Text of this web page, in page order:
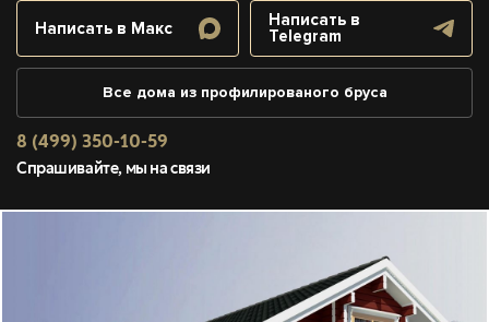
Написать в Макс
Написать в
Telegram
Все дома из профилированого бруса
8 (499) 350-10-59
Спрашивайте, мы на связи